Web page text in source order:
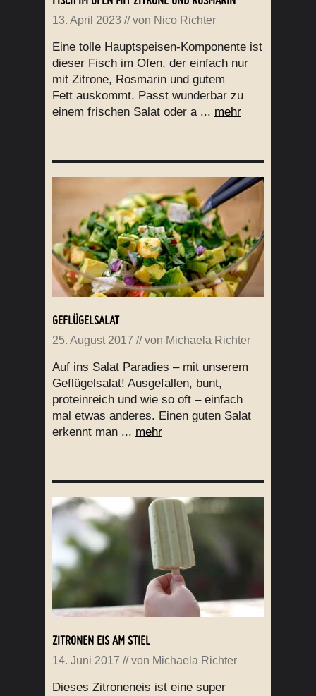
13. April 2023 // von Nico Richter
Eine tolle Hauptspeisen-Komponente ist
dieser Fisch im Ofen, der einfach nur
mit Zitrone, Rosmarin und gutem
Fett auskommt. Passt wunderbar zu
einem frischen Salat oder a ... mehr
GEFLÜGELSALAT
25. August 2017 // von Michaela Richter
Auf ins Salat Paradies – mit unserem
Geflügelsalat! Ausgefallen, bunt,
proteinreich und wie so oft – einfach
mal etwas anderes. Einen guten Salat
erkennt man ... mehr
ZITRONEN EIS AM STIEL
14. Juni 2017 // von Michaela Richter
Dieses Zitroneneis ist eine super